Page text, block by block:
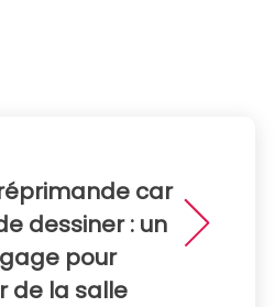
car
dessiner : un
pour
de la salle